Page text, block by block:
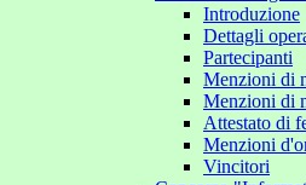
Introduzione
Dettagli
Partecipanti
Menzioni di
Menzioni di
Attestato di
Menzioni
Vincitori